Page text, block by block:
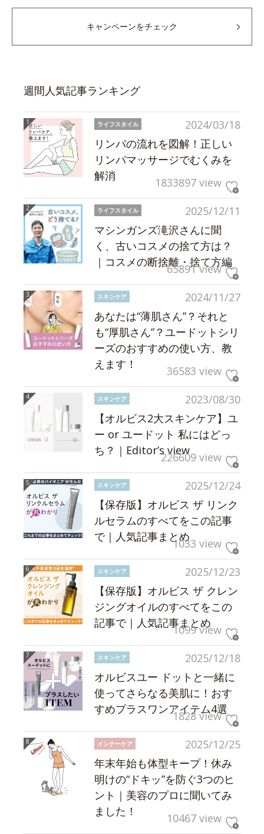
キャンペーンをチェック
週間人気記事ランキング
2024/03/18
ライフスタイル
リンパの流れを図解！正しい
リンパマッサージでむくみを
解消
1833897 view
2025/12/11
ライフスタイル
マシンガンズ滝沢さんに聞
く、古いコスメの捨て方は？
｜コスメの断捨離・捨て方編
65891 view
2024/11/27
スキンケア
あなたは“薄肌さん”？それと
も“厚肌さん”？ユードットシリ
ーズのおすすめの使い方、教
えます！
36583 view
2023/08/30
スキンケア
【オルビス2大スキンケア】ユ
ー or ユードット 私にはどっ
ち？｜Editor’s view226609 view
2025/12/24
スキンケア
【保存版】オルビス ザ リンク
ルセラムのすべてをこの記事
で｜人気記事まとめ1033 view
2025/12/23
スキンケア
【保存版】オルビス ザ クレン
ジングオイルのすべてをこの
記事で｜人気記事まとめ
1099 view
2025/12/18
スキンケア
オルビスユー ドットと一緒に
使ってさらなる美肌に！おす
すめプラスワンアイテム4選
1828 view
2025/12/25
インナーケア
年末年始も体型キープ！休み
明けの“ドキッ”を防ぐ3つのヒ
ント｜美容のプロに聞いてみ
ました！
10467 view